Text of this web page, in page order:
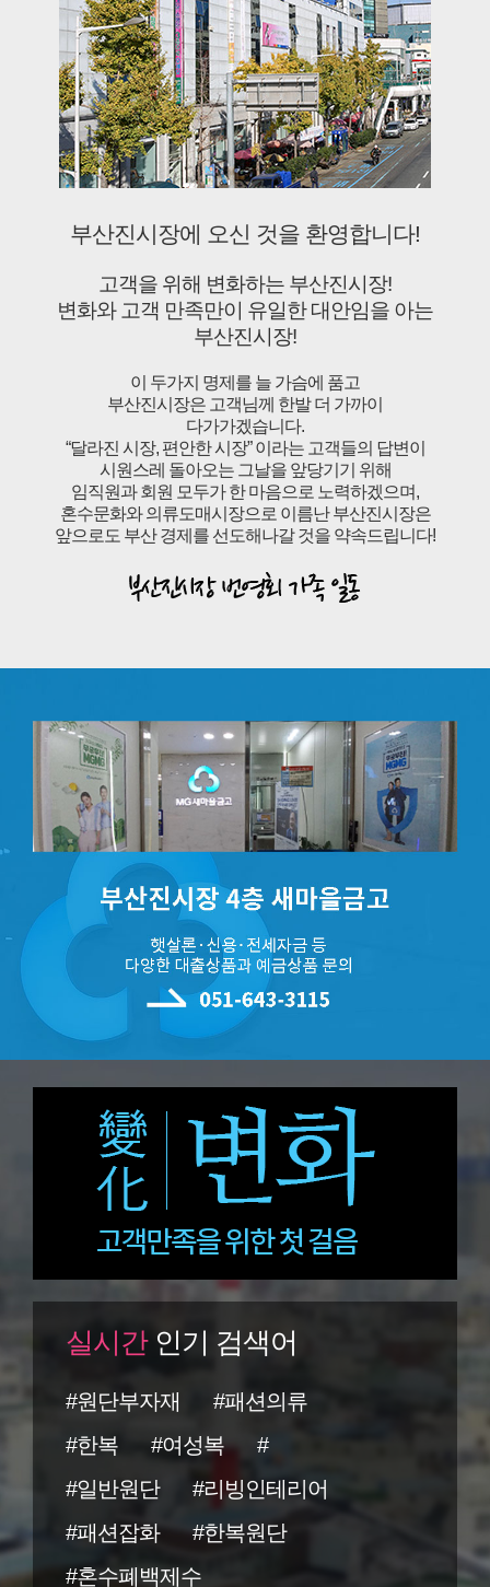
부산진시장에 오신 것을 환영합니다!
고객을 위해 변화하는 부산진시장!
변화와 고객 만족만이 유일한 대안임을 아는
부산진시장!
이 두가지 명제를 늘 가슴에 품고
부산진시장은 고객님께 한발 더 가까이
다가가겠습니다.
“달라진 시장, 편안한 시장” 이라는 고객들의 답변이
시원스레 돌아오는 그날을 앞당기기 위해
임직원과 회원 모두가 한 마음으로 노력하겠으며,
혼수문화와 의류도매시장으로 이름난 부산진시장은
앞으로도 부산 경제를 선도해나갈 것을 약속드립니다!
실시간인기 검색어
#원단부자재
#패션의류
#한복
#여성복
#
#일반원단
#리빙인테리어
#패션잡화
#한복원단
#혼수폐백제수